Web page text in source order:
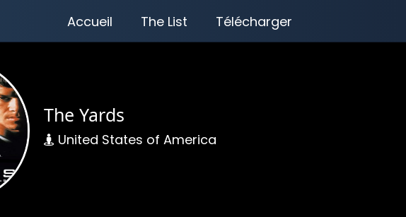
Accueil The List Télécharger
The Yards
United States of America